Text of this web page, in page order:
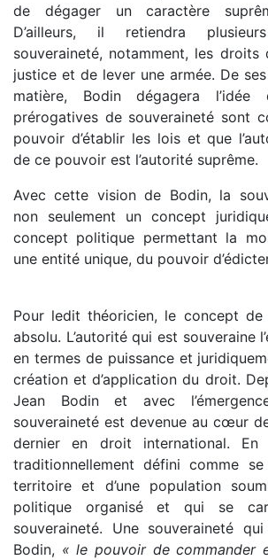
de dégager un caractère
D’ailleurs, il retiendra
souveraineté, notamment, les droits
justice et de lever une armée. De
matière, Bodin dégagera
prérogatives de souveraineté sont
pouvoir d’établir les lois et que
de ce pouvoir est l’autorité suprême.
Avec cette vision de Bodin, la
non seulement un concept
concept politique permettant la
une entité unique, du pouvoir
Pour ledit théoricien, le concept de
absolu. L’autorité qui est souveraine
en termes de puissance et
création et d’application du droit.
Jean Bodin et avec
souveraineté est devenue au cœur
dernier en droit international. En
traditionnellement défini comme se
territoire et d’une population
politique organisé et qui se
souveraineté. Une souveraineté
Bodin, « le pouvoir de commander